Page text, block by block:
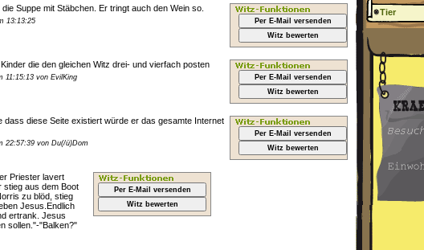
Per E-Mail versenden
Witz bewerten
Suppe mit Stäbchen. Er tringt auch den Wein so.
13:13:25
Per E-Mail versenden
Witz bewerten
die den gleichen Witz drei- und vierfach posten
11:15:13 von EvilKing
Per E-Mail versenden
Witz bewerten
diese Seite existiert würde er das gesamte Internet
22:57:39 von Du(/ü)Dom
Per E-Mail versenden
Witz bewerten
Priester lavert
stieg aus dem Boot
zu blöd, stieg
Jesus.Endlich
ertrank. Jesus
sollen."-"Balken?"
Tier